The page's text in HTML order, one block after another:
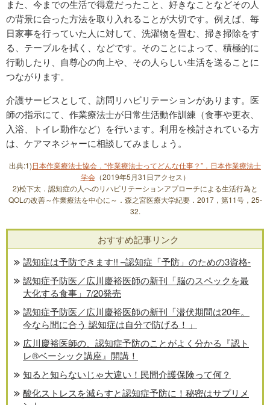
また、今までの生活で得意だったこと、好きなことなどその人
の背景に合った方法を取り入れることが大切です。例えば、毎
日家事を行っていた人に対して、洗濯物を畳む、掃き掃除をす
る、テーブルを拭く、などです。そのことによって、積極的に
行動したり、自尊心の向上や、その人らしい生活を送ることに
つながります。
介護サービスとして、訪問リハビリテーションがあります。医
師の指示にて、作業療法士が日常生活動作訓練（食事や更衣、
入浴、トイレ動作など）を行います。利用を検討されている方
は、ケアマネジャーに相談してみましょう。
出典:1)日本作業療法士協会．“作業療法士ってどんな仕事？”．日本作業療法士
学会（2019年5月31日アクセス）
2)松下太．認知症の人へのリハビリテーションアプローチによる生活行為と
QOLの改善～作業療法を中心に～．森之宮医療大学紀要．2017，第11号，25-
32.
おすすめ記事リンク
認知症は予防できます!! –認知症「予防」のための3資格-
認知症予防医／広川慶裕医師の新刊「脳のスペックを最
大化する食事」7/20発売
認知症予防医／広川慶裕医師の新刊「潜伏期間は20年。
今なら間に合う 認知症は自分で防げる！」
広川慶裕医師の、認知症予防のことがよく分かる『認ト
レ®️ベーシック講座』開講！
知ると知らないじゃ大違い！民間介護保険って何？
酸化ストレスを減らすと認知症予防に！秘密はサプリメ